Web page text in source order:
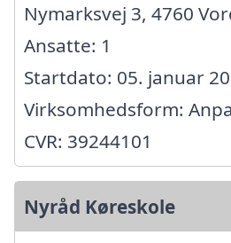
Nymarksvej 3, 4760
Ansatte: 1
Startdato: 05. januar
Virksomhedsform:
CVR: 39244101
Nyråd Køreskole